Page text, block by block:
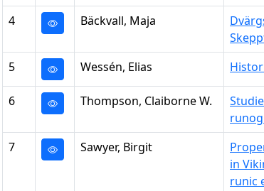
4 Bäckvall, Maja
5 Wessén, Elias
6 Thompson, Claiborne W.
7 Sawyer, Birgit
in
runic